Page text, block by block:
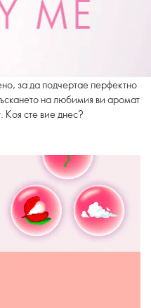
за да подчертае перфектно
на любимия ви аромат
Коя сте вие днес?